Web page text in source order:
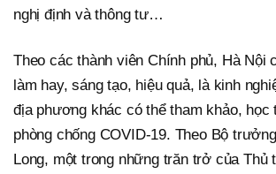
nghị định và thông tư…
Theo các thành viên Chính phủ, Hà Nội
làm hay, sáng tạo, hiệu quả, là kinh
địa phương khác có thể tham khảo, học
phòng chống COVID-19. Theo Bộ
Long, một trong những trăn trở của Thủ